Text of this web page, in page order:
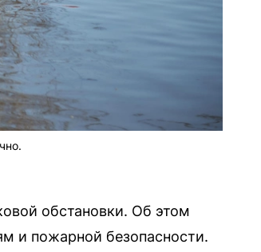
обстановки. Об этом
и пожарной безопасности.